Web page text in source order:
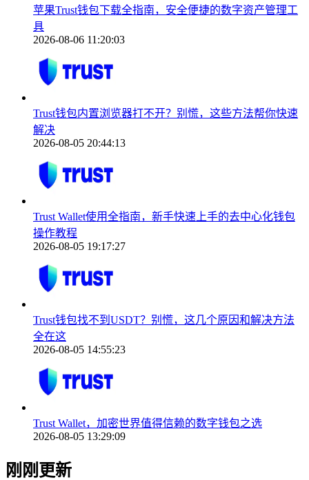
苹果Trust钱包下载全指南，安全便捷的数字资产管理工
具
2026-08-06 11:20:03
Trust钱包内置浏览器打不开？别慌，这些方法帮你快速
解决
2026-08-05 20:44:13
Trust Wallet使用全指南，新手快速上手的去中心化钱包
操作教程
2026-08-05 19:17:27
Trust钱包找不到USDT？别慌，这几个原因和解决方法
全在这
2026-08-05 14:55:23
Trust Wallet，加密世界值得信赖的数字钱包之选
2026-08-05 13:29:09
刚刚更新